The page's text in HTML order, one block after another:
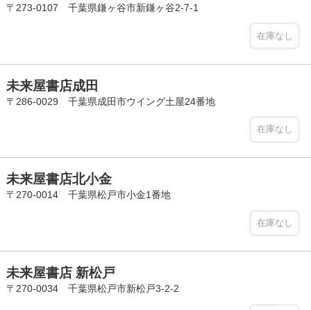
〒273-0107 千葉県鎌ヶ谷市新鎌ヶ谷2-7-1
在庫なし
未来屋書店成田
〒286-0029 千葉県成田市ウイング土屋24番地
在庫なし
未来屋書店北小金
〒270-0014 千葉県松戸市小金1番地
在庫なし
未来屋書店 新松戸
〒270-0034 千葉県松戸市新松戸3-2-2